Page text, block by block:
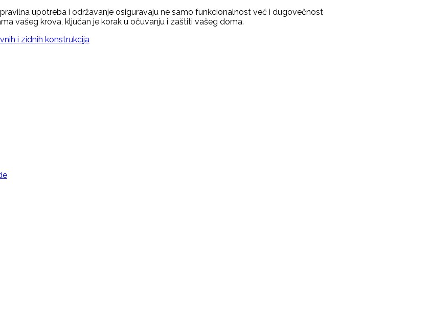
upotreba i održavanje osiguravaju ne samo funkcionalnost već i dugovečnost
vašeg krova, ključan je korak u očuvanju i zaštiti vašeg doma.
i zidnih konstrukcija